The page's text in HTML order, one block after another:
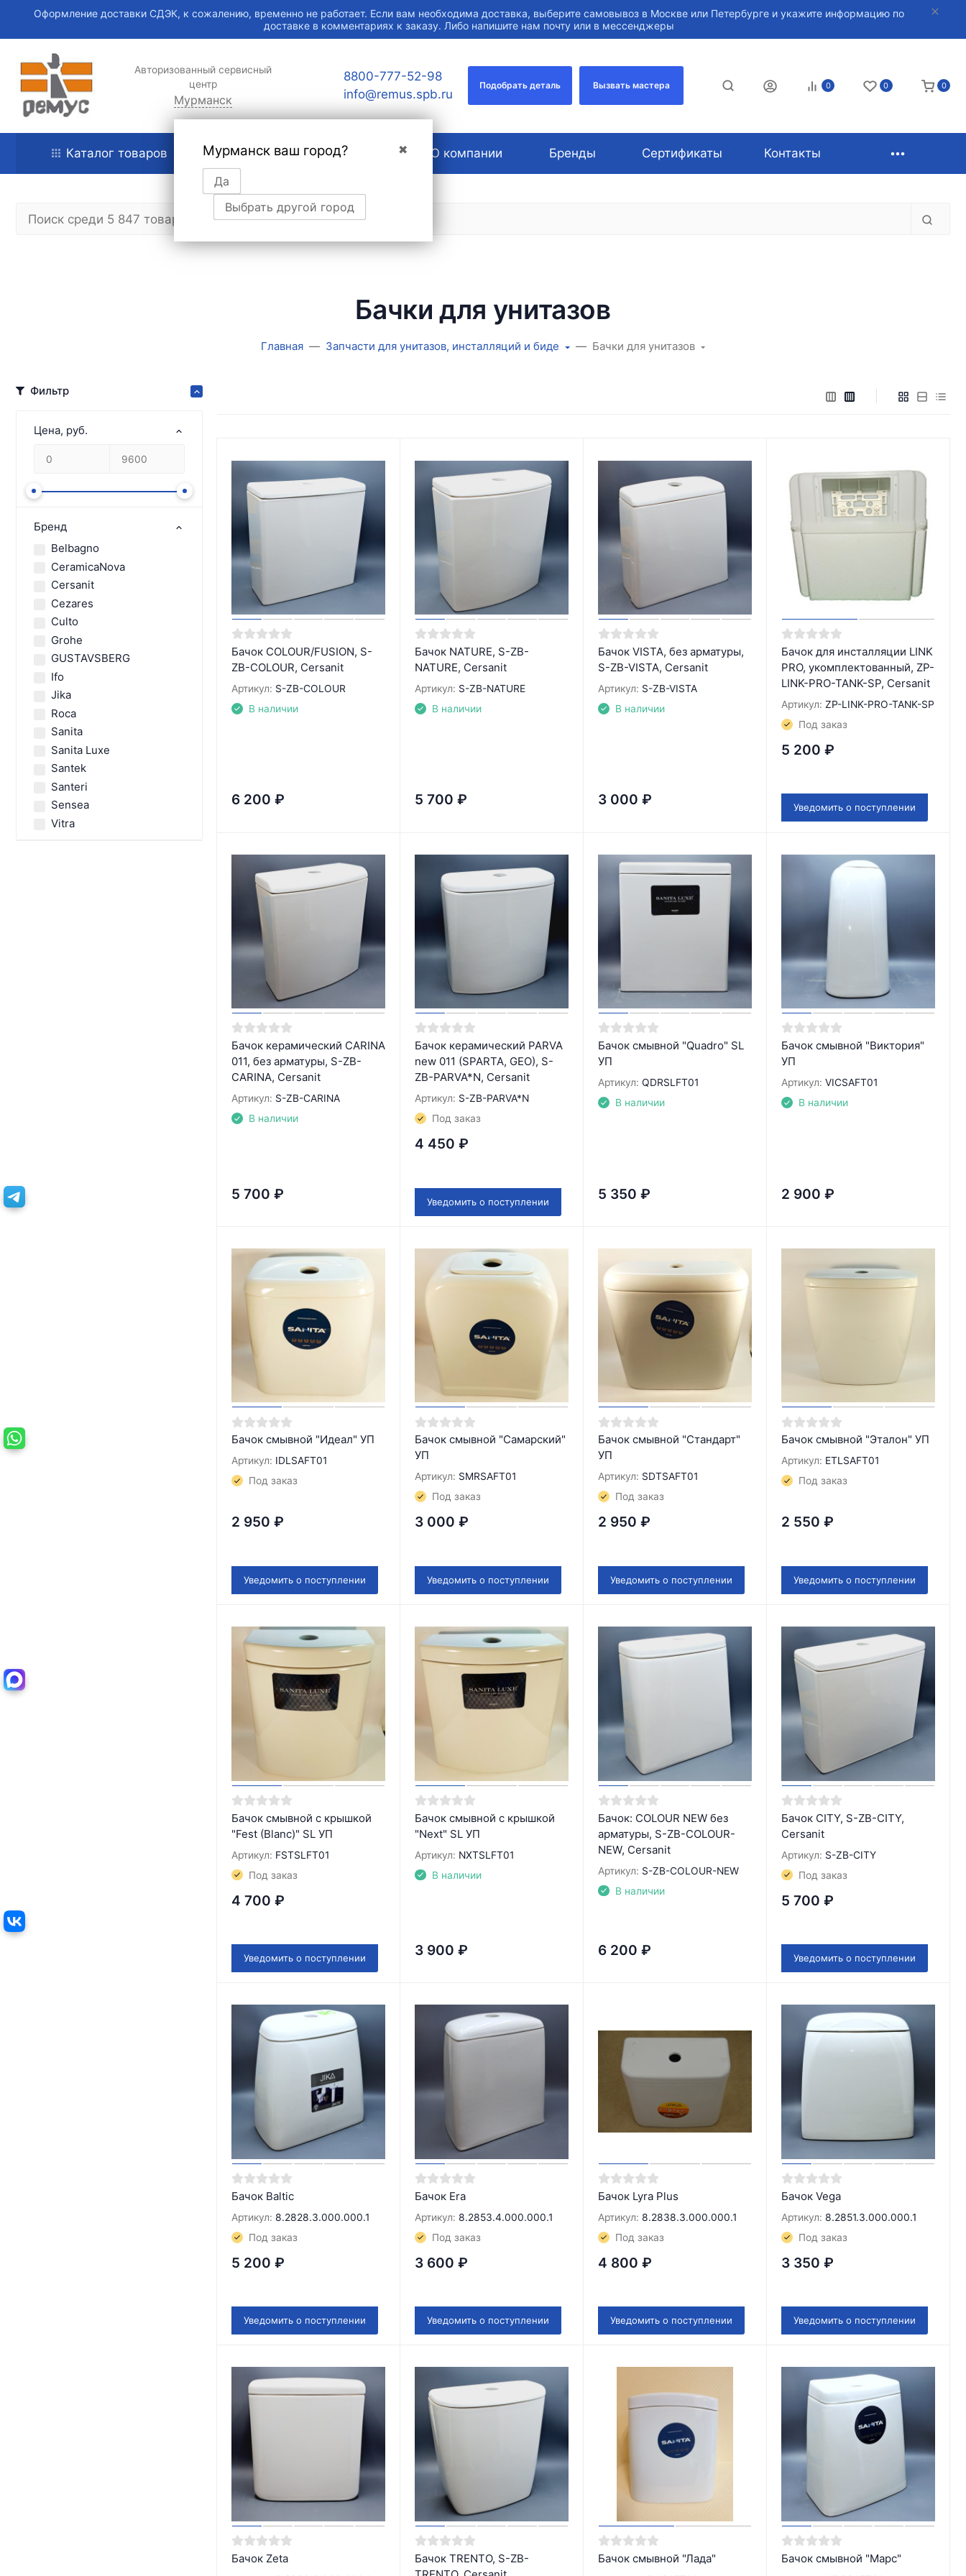
Оформление доставки СДЭК, к сожалению, временно не работает. Если вам необходима доставка, выберите самовывоз в Москве или Петербурге и укажите информацию по
доставке в комментариях к заказу. Либо напишите нам почту или в мессенджеры
Авторизованный сервисный
центр
Мурманск
✖
Мурманск ваш город?
Да
Выбрать другой город
8800-777-52-98
info@remus.spb.ru
Подобрать деталь Вызвать мастера 0 0 0
Каталог товаров Главная Услуги О компании Бренды Сертификаты Контакты
Бачки для унитазов
Главная Запчасти для унитазов, инсталляций и биде Бачки для унитазов
Фильтр
Цена, руб.
Бренд
Belbagno
CeramicaNova
Cersanit
Cezares
Culto
Grohe
GUSTAVSBERG
Ifo
Jika
Roca
Sanita
Sanita Luxe
Santek
Santeri
Sensea
Vitra
Бачок COLOUR/FUSION, S-
ZB-COLOUR, Cersanit
Артикул: S-ZB-COLOUR
В наличии
6 200 ₽
Бачок NATURE, S-ZB-
NATURE, Cersanit
Артикул: S-ZB-NATURE
В наличии
5 700 ₽
Бачок VISTA, без арматуры,
S-ZB-VISTA, Cersanit
Артикул: S-ZB-VISTA
В наличии
3 000 ₽
Бачок для инсталляции LINK
PRO, укомплектованный, ZP-
LINK-PRO-TANK-SP, Cersanit
Артикул: ZP-LINK-PRO-TANK-SP
Под заказ
5 200 ₽
Уведомить о поступлении
Бачок керамический CARINA
011, без арматуры, S-ZB-
CARINA, Cersanit
Артикул: S-ZB-CARINA
В наличии
5 700 ₽
Бачок керамический PARVA
new 011 (SPARTA, GEO), S-
ZB-PARVA*N, Cersanit
Артикул: S-ZB-PARVA*N
Под заказ
4 450 ₽
Уведомить о поступлении
Бачок смывной "Quadro" SL
УП
Артикул: QDRSLFT01
В наличии
5 350 ₽
Бачок смывной "Виктория"
УП
Артикул: VICSAFT01
В наличии
2 900 ₽
Бачок смывной "Идеал" УП
Артикул: IDLSAFT01
Под заказ
2 950 ₽
Уведомить о поступлении
Бачок смывной "Самарский"
УП
Артикул: SMRSAFT01
Под заказ
3 000 ₽
Уведомить о поступлении
Бачок смывной "Стандарт"
УП
Артикул: SDTSAFT01
Под заказ
2 950 ₽
Уведомить о поступлении
Бачок смывной "Эталон" УП
Артикул: ETLSAFT01
Под заказ
2 550 ₽
Уведомить о поступлении
Бачок смывной с крышкой
"Fest (Blanc)" SL УП
Артикул: FSTSLFT01
Под заказ
4 700 ₽
Уведомить о поступлении
Бачок смывной с крышкой
"Next" SL УП
Артикул: NXTSLFT01
В наличии
3 900 ₽
Бачок: COLOUR NEW без
арматуры, S-ZB-COLOUR-
NEW, Cersanit
Артикул: S-ZB-COLOUR-NEW
В наличии
6 200 ₽
Бачок CITY, S-ZB-CITY,
Cersanit
Артикул: S-ZB-CITY
Под заказ
5 700 ₽
Уведомить о поступлении
Бачок Baltic
Артикул: 8.2828.3.000.000.1
Под заказ
5 200 ₽
Уведомить о поступлении
Бачок Era
Артикул: 8.2853.4.000.000.1
Под заказ
3 600 ₽
Уведомить о поступлении
Бачок Lyra Plus
Артикул: 8.2838.3.000.000.1
Под заказ
4 800 ₽
Уведомить о поступлении
Бачок Vega
Артикул: 8.2851.3.000.000.1
Под заказ
3 350 ₽
Уведомить о поступлении
Бачок Zeta
Бачок TRENTO, S-ZB-
Бачок смывной "Лада" Бачок смывной "Марс"